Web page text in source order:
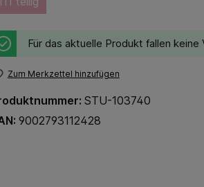
Für das aktuelle Produkt fallen keine
Zum Merkzettel hinzufügen
STU-103740
9002793112428